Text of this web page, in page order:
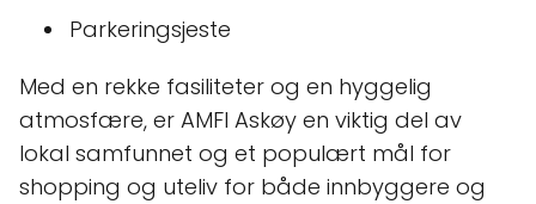
Parkeringsjeste
Med en rekke fasiliteter og en hyggelig
atmosfære, er AMFI Askøy en viktig del av
lokal samfunnet og et populært mål for
shopping og uteliv for både innbyggere og